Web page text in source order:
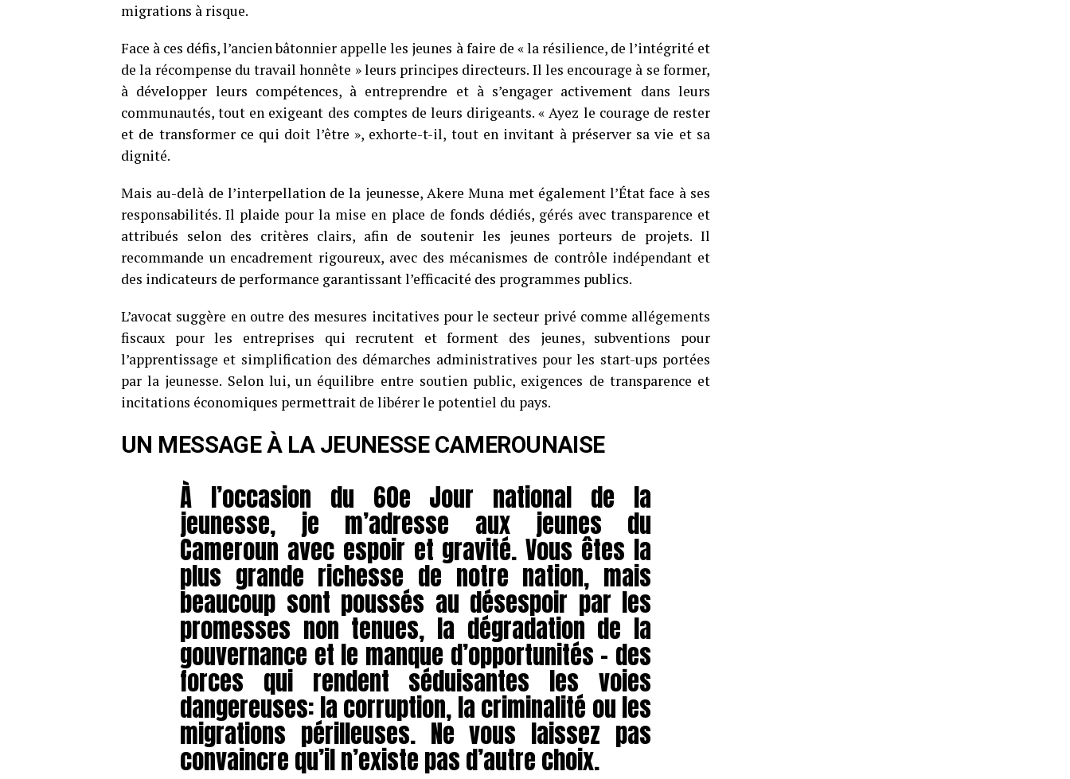
migrations à risque.
Face à ces défis, l’ancien bâtonnier appelle les jeunes à faire de « la résilience, de l’intégrité et
de la récompense du travail honnête » leurs principes directeurs. Il les encourage à se former,
à développer leurs compétences, à entreprendre et à s’engager activement dans leurs
communautés, tout en exigeant des comptes de leurs dirigeants. « Ayez le courage de rester
et de transformer ce qui doit l’être », exhorte-t-il, tout en invitant à préserver sa vie et sa
dignité.
Mais au-delà de l’interpellation de la jeunesse, Akere Muna met également l’État face à ses
responsabilités. Il plaide pour la mise en place de fonds dédiés, gérés avec transparence et
attribués selon des critères clairs, afin de soutenir les jeunes porteurs de projets. Il
recommande un encadrement rigoureux, avec des mécanismes de contrôle indépendant et
des indicateurs de performance garantissant l’efficacité des programmes publics.
L’avocat suggère en outre des mesures incitatives pour le secteur privé comme allégements
fiscaux pour les entreprises qui recrutent et forment des jeunes, subventions pour
l’apprentissage et simplification des démarches administratives pour les start-ups portées
par la jeunesse. Selon lui, un équilibre entre soutien public, exigences de transparence et
incitations économiques permettrait de libérer le potentiel du pays.
UN MESSAGE À LA JEUNESSE CAMEROUNAISE
À l’occasion du 60e Jour national de la
jeunesse, je m’adresse aux jeunes du
Cameroun avec espoir et gravité. Vous êtes la
plus grande richesse de notre nation, mais
beaucoup sont poussés au désespoir par les
promesses non tenues, la dégradation de la
gouvernance et le manque d’opportunités – des
forces qui rendent séduisantes les voies
dangereuses: la corruption, la criminalité ou les
migrations périlleuses. Ne vous laissez pas
convaincre qu’il n’existe pas d’autre choix.